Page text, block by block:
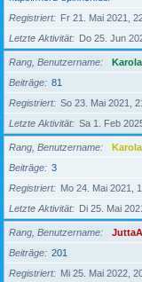
Registriert
Fr 21. Mai 2021,
Letzte Aktivität
Do 25. Jun
Rang, Benutzername
Beiträge
81
Registriert
So 23. Mai 2021,
Letzte Aktivität
Sa 1. Feb
Rang, Benutzername
Beiträge
3
Registriert
Mo 24. Mai 2021,
Letzte Aktivität
Di 25. Mai
Rang, Benutzername
Beiträge
201
Registriert
Mi 25. Mai 2022,